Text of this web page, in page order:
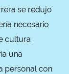
se redujo
necesario
cultura
una
personal con